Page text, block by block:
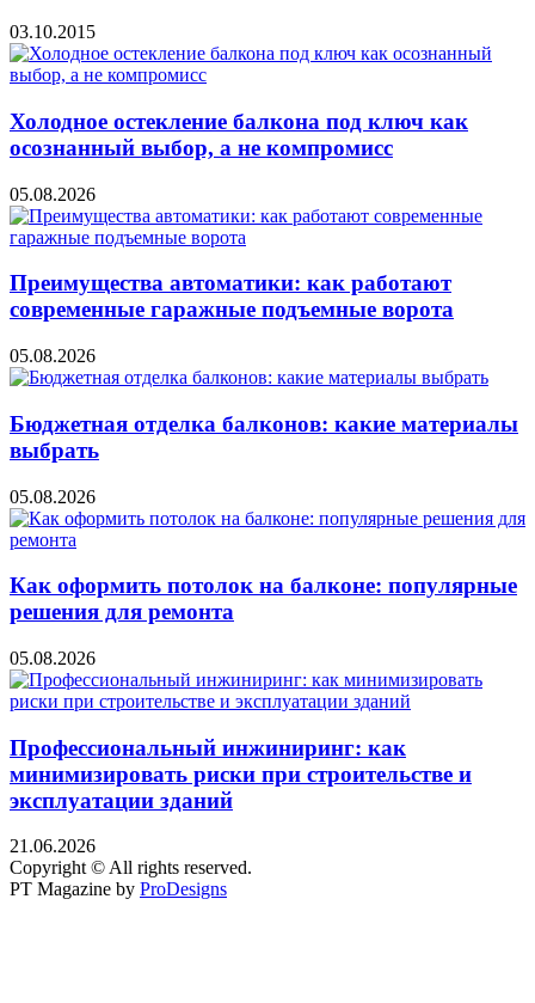
03.10.2015
Холодное остекление балкона под ключ как
осознанный выбор, а не компромисс
05.08.2026
Преимущества автоматики: как работают
современные гаражные подъемные ворота
05.08.2026
Бюджетная отделка балконов: какие материалы
выбрать
05.08.2026
Как оформить потолок на балконе: популярные
решения для ремонта
05.08.2026
Профессиональный инжиниринг: как
минимизировать риски при строительстве и
эксплуатации зданий
21.06.2026
Copyright © All rights reserved.
PT Magazine by ProDesigns